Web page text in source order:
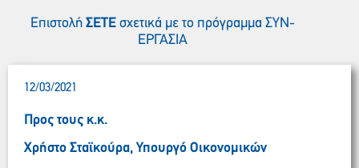
Επιστολή ΣΕΤΕσχετικά με το πρόγραμμα ΣΥΝ-
ΕΡΓΑΣΙΑ
12/03/2021
Προς τους κ.κ.
Χρήστο Σταϊκούρα, Υπουργό Οικονομικών